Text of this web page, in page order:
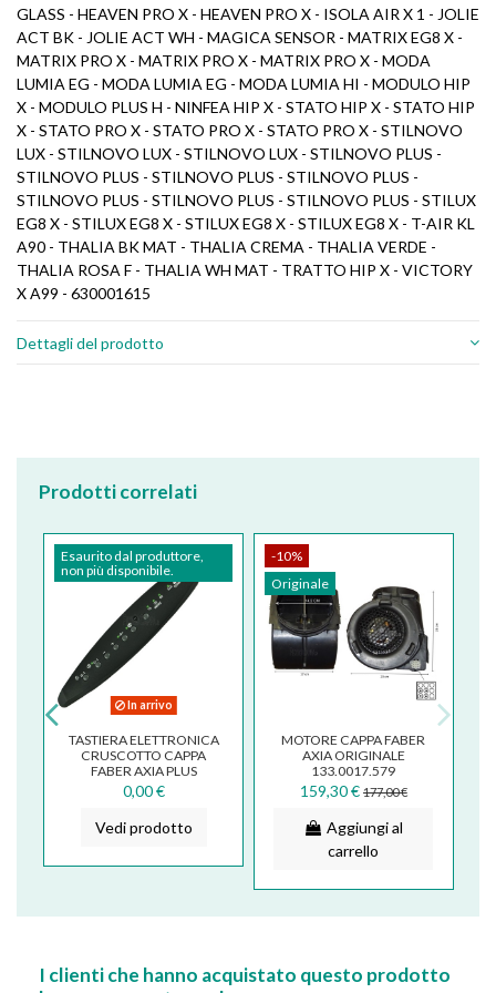
GLASS - HEAVEN PRO X - HEAVEN PRO X - ISOLA AIR X 1 - JOLIE
ACT BK - JOLIE ACT WH - MAGICA SENSOR - MATRIX EG8 X -
MATRIX PRO X - MATRIX PRO X - MATRIX PRO X - MODA
LUMIA EG - MODA LUMIA EG - MODA LUMIA HI - MODULO HIP
X - MODULO PLUS H - NINFEA HIP X - STATO HIP X - STATO HIP
X - STATO PRO X - STATO PRO X - STATO PRO X - STILNOVO
LUX - STILNOVO LUX - STILNOVO LUX - STILNOVO PLUS -
STILNOVO PLUS - STILNOVO PLUS - STILNOVO PLUS -
STILNOVO PLUS - STILNOVO PLUS - STILNOVO PLUS - STILUX
EG8 X - STILUX EG8 X - STILUX EG8 X - STILUX EG8 X - T-AIR KL
A90 - THALIA BK MAT - THALIA CREMA - THALIA VERDE -
THALIA ROSA F - THALIA WH MAT - TRATTO HIP X - VICTORY
X A99 - 630001615
Dettagli del prodotto
Prodotti correlati
-10%
Originale
TASTIERA ELETTRONICA
PER CAPPA FABER
FRANKE ELECTROLUX
NUOVA VERSIONE
Aggiungi al
In arrivo
TASTIERA
CRUSCOTTO CAPPA
FABER AXIA PLUS
133.0041.203
0,00 €
Vedi prodotto
I clienti che hanno acquistato questo prodotto